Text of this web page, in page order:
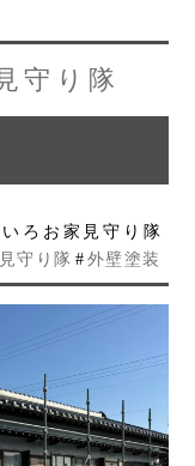
守り隊
ろお家見守り隊
守り隊 # 外壁塗装